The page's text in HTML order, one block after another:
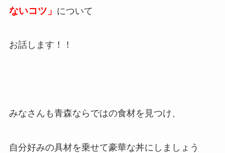
ないコツ」 について
お話します！！
みなさんも青森ならではの食材を見つけ、
自分好みの具材を乗せて豪華な丼にしましょう